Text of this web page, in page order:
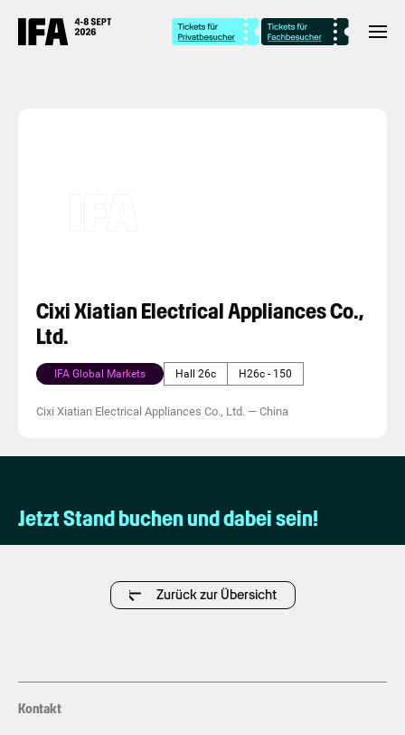
Cixi Xiatian Electrical Appliances Co.,
Ltd.
IFA Global Markets Hall 26c H26c - 150
Cixi Xiatian Electrical Appliances Co., Ltd. — China
Jetzt Stand buchen und dabei sein!
Zurück zur Übersicht
Kontakt